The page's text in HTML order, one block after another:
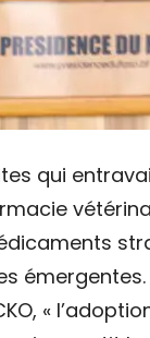
qui
émergentes.
«